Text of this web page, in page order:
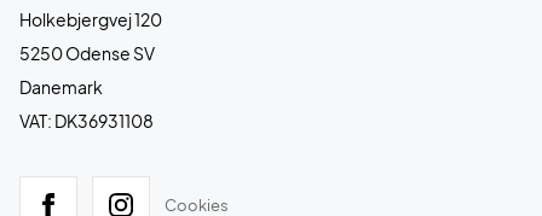
Holkebjergvej 120
5250 Odense SV
Danemark
VAT: DK36931108
Cookies